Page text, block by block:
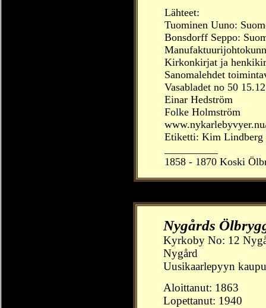
Lähteet:
Tuominen Uuno:
Bonsdorff Seppo:
Kirkonkirjat ja
Sanomalehdet
Vasabladet no 50
Einar Hedström
Folke Holmström
Etiketti: Kim Lindberg
1858 - 1870 Koski
Nygårds
Kyrkoby No: 12
Nygård
Uusikaarlepyyn
Aloittanut: 1863
Lopettanut: 1940